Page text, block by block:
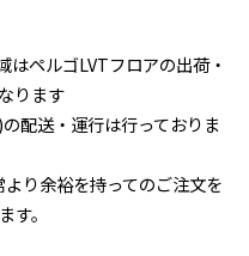
ペルゴLVTフロアの出荷・
ります
送・運行は行っておりま
り余裕を持ってのご注文を
す。